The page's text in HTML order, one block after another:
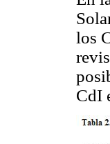
los
CdI